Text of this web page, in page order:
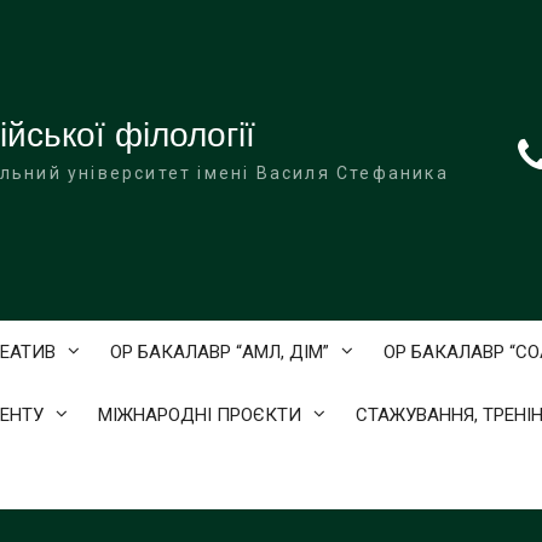
філології
університет імені Василя Стефаника
ОР БАКАЛАВР “АМЛ, ДІМ” ОР БАКАЛАВР
МІЖНАРОДНІ ПРОЄКТИ СТАЖУВАННЯ,